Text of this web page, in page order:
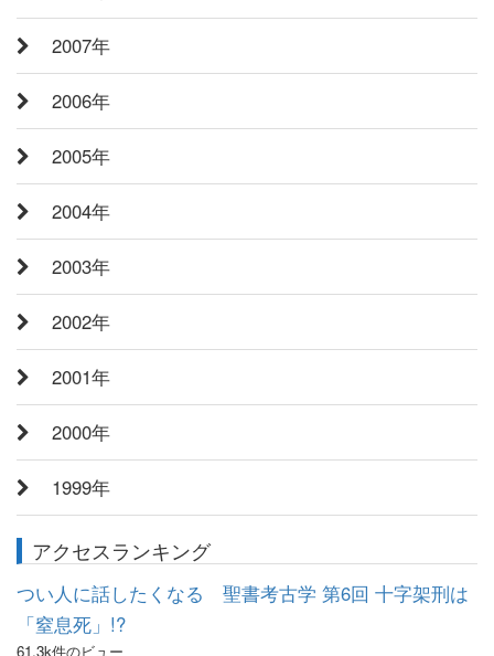
2007年
2006年
2005年
2004年
2003年
2002年
2001年
2000年
1999年
アクセスランキング
つい人に話したくなる 聖書考古学 第6回 十字架刑は
「窒息死」!?
61.3k件のビュー